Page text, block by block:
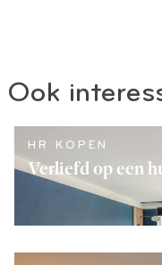
Ook
HR KOPEN
Verliefd op een